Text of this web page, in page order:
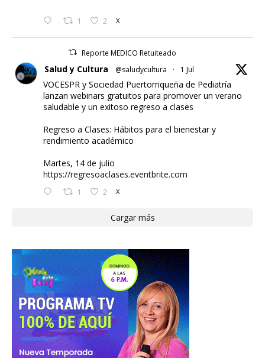
1 2 X
Reporte MEDICO Retuiteado
Salud y Cultura @saludycultura · 1 Jul
VOCESPR y Sociedad Puertorriqueña de Pediatría
lanzan webinars gratuitos para promover un verano
saludable y un exitoso regreso a clases
Regreso a Clases: Hábitos para el bienestar y
rendimiento académico
Martes, 14 de julio
https://regresoaclases.eventbrite.com
1 2 X
Cargar más